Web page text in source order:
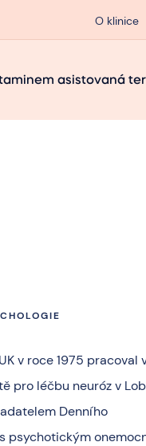
O klinice
asistovaná
v roce 1975 pracoval
pro léčbu neuróz v
Denního
psychotickým